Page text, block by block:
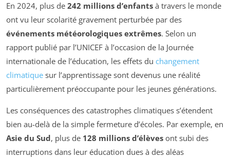
En 2024, plus de 242 millions d’enfants à travers le monde
ont vu leur scolarité gravement perturbée par des
événements météorologiques extrêmes. Selon un
rapport publié par l’UNICEF à l’occasion de la Journée
internationale de l’éducation, les effets du changement
climatique sur l’apprentissage sont devenus une réalité
particulièrement préoccupante pour les jeunes générations.
Les conséquences des catastrophes climatiques s’étendent
bien au-delà de la simple fermeture d’écoles. Par exemple, en
Asie du Sud, plus de 128 millions d’élèves ont subi des
interruptions dans leur éducation dues à des aléas